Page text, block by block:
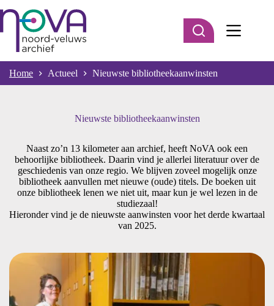
naar
inhoud
Home Actueel Nieuwste bibliotheekaanwinsten
Nieuwste bibliotheekaanwinsten
Naast zo’n 13 kilometer aan archief, heeft NoVA ook een
behoorlijke bibliotheek. Daarin vind je allerlei literatuur over de
geschiedenis van onze regio. We blijven zoveel mogelijk onze
bibliotheek aanvullen met nieuwe (oude) titels. De boeken uit
onze bibliotheek lenen we niet uit, maar kun je wel lezen in de
studiezaal!
Hieronder vind je de nieuwste aanwinsten voor het derde kwartaal
van 2025.